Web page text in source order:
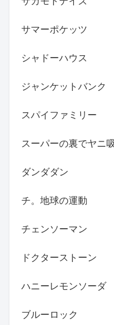
サマーポケッツ
シャドーハウス
ジャンケットバンク
スパイファミリー
スーパーの裏でヤニ
ダンダダン
チ。地球の運動
チェンソーマン
ドクターストーン
ハニーレモンソーダ
ブルーロック